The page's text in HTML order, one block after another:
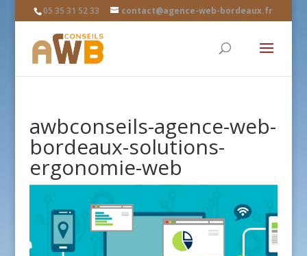
05 35 31 52 33 contact@agence-web-bordeaux.fr
awbconseils-agence-web-
bordeaux-solutions-
ergonomie-web